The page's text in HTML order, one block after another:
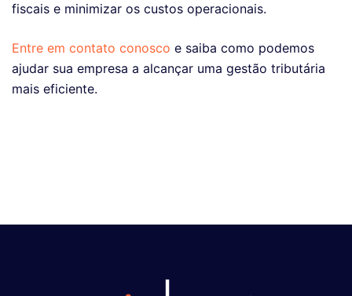
fiscais e minimizar os custos operacionais.
Entre em contato conosco e saiba como podemos
ajudar sua empresa a alcançar uma gestão tributária
mais eficiente.